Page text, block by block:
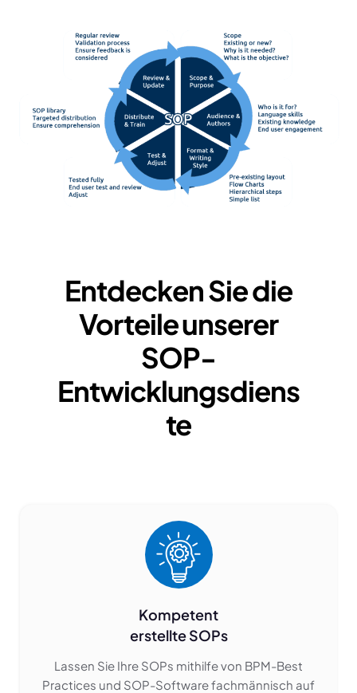
Entdecken Sie die
Vorteile unserer
SOP-
Entwicklungsdiens
te
Kompetent
erstellte SOPs
Lassen Sie Ihre SOPs mithilfe von BPM-Best
Practices und SOP-Software fachmännisch auf